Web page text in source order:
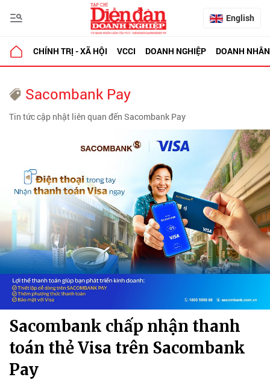
English
CHÍNH TRỊ - XÃ HỘI VCCI DOANH NGHIỆP DOANH NHÂN
Sacombank Pay
Tin tức cập nhật liên quan đến Sacombank Pay
Sacombank chấp nhận thanh
toán thẻ Visa trên Sacombank
Pay